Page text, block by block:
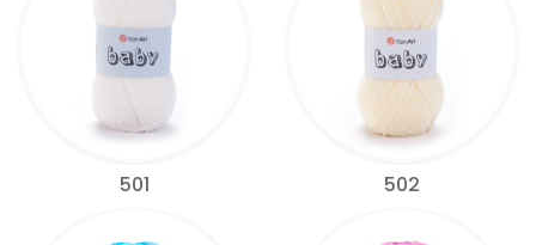
501 502